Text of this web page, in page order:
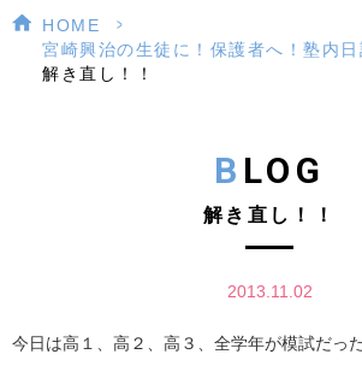
HOME
>
宮崎興治の生徒に！保護者へ！塾内日
解き直し！！
BLOG
解き直し！！
2013.11.02
今日は高１、高２、高３、全学年が模試だった